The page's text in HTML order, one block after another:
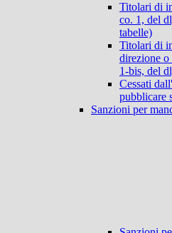
Titolari di
co. 1, del
tabelle)
Titolari di
direzione
1-bis, del
Cessati
pubblicare
Sanzioni per